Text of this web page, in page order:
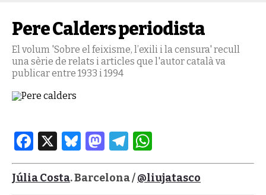
Pere Calders periodista
El volum 'Sobre el feixisme, l’exili i la censura' recull
una sèrie de relats i articles que l'autor català va
publicar entre 1933 i 1994
Facebook
X Bluesky
Mastodon
Telegram
Júlia Costa. Barcelona /@liujatasco